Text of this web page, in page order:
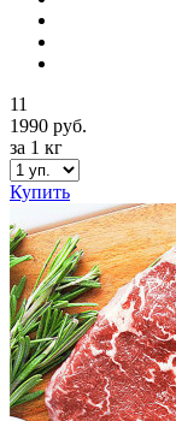
11
1990 руб.
за 1 кг
Купить